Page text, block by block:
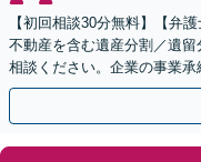
【初回相談30分無料】【弁
不動産を含む遺産分割／遺
相談ください。企業の事業承
生前対策もサポート【烏丸